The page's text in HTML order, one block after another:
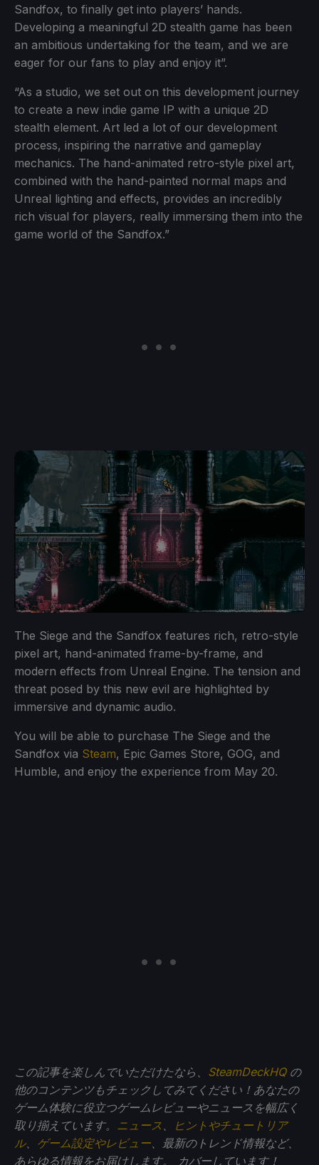
Sandfox, to finally get into players’ hands.
Developing a meaningful 2D stealth game has been
an ambitious undertaking for the team, and we are
eager for our fans to play and enjoy it”.
“As a studio, we set out on this development journey
to create a new indie game IP with a unique 2D
stealth element. Art led a lot of our development
process, inspiring the narrative and gameplay
mechanics. The hand-animated retro-style pixel art,
combined with the hand-painted normal maps and
Unreal lighting and effects, provides an incredibly
rich visual for players, really immersing them into the
game world of the Sandfox.”
The Siege and the Sandfox features rich, retro-style
pixel art, hand-animated frame-by-frame, and
modern effects from Unreal Engine. The tension and
threat posed by this new evil are highlighted by
immersive and dynamic audio.
You will be able to purchase The Siege and the
Sandfox via Steam, Epic Games Store, GOG, and
Humble, and enjoy the experience from May 20.
この記事を楽しんでいただけたなら、 SteamDeckHQの
他のコンテンツもチェックしてみてください！あなたの
ゲーム体験に役立つゲームレビューやニュースを幅広く
取り揃えています。 ニュース
ヒントやチュートリア
ル、 ゲーム設定やレビュー 、最新のトレンド情報など、
あらゆる情報をお届けします。
カバーしています！